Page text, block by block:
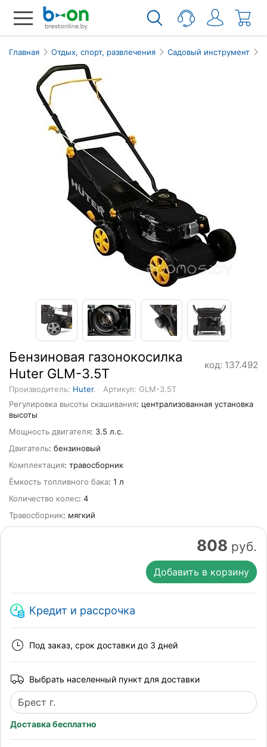
Главная Отдых, спорт, развлечения Садовый инструмент
Бензиновая газонокосилка
Huter GLM-3.5T
код: 137.492
Производитель: Huter.
Артикул: GLM-3.5T
Регулировка высоты скашивания: централизованная установка
выcоты
Мощность двигателя: 3.5 л.с.
Двигатель: бензиновый
Комплектация: травосборник
Ёмкость топливного бака: 1 л
Количество колес: 4
Травосборник: мягкий
808 руб.
Добавить в корзину
Кредит и рассрочка
Под заказ, срок доставки до 3 дней
Выбрать населенный пункт для доставки
Доставка бесплатно